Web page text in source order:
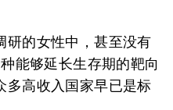
研的女性中，甚至没有
能够延长生存期的靶向
多高收入国家早已是标